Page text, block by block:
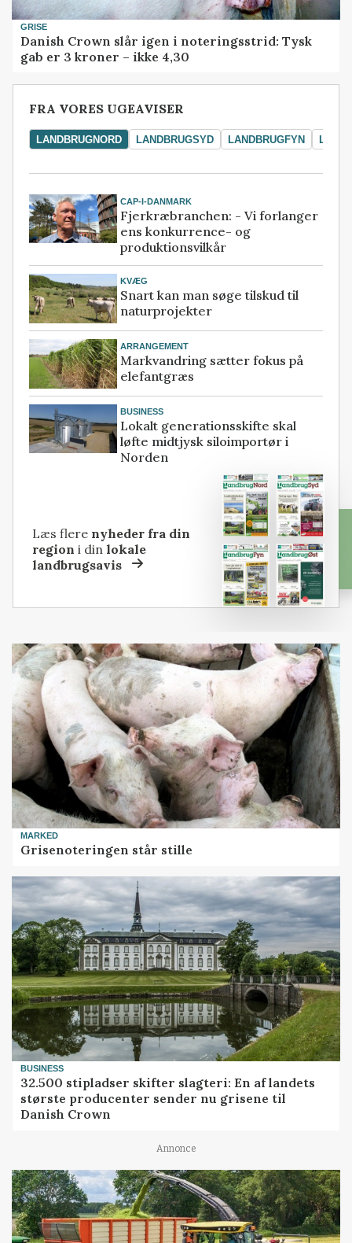
GRISE
Danish Crown slår igen i noteringsstrid: Tysk
gab er 3 kroner – ikke 4,30
FRA VORES UGEAVISER
LANDBRUGNORD LANDBRUGSYD LANDBRUGFYN
CAP-I-DANMARK
Fjerkræbranchen: - Vi forlanger
ens konkurrence- og
produktionsvilkår
KVÆG
Snart kan man søge tilskud til
naturprojekter
ARRANGEMENT
Markvandring sætter fokus på
elefantgræs
BUSINESS
Lokalt generationsskifte skal
løfte midtjysk siloimportør i
Norden
Læs flere nyheder fra din
region i dinlokale
landbrugsavis
MARKED
Grisenoteringen står stille
BUSINESS
32.500 stipladser skifter slagteri: En af landets
største producenter sender nu grisene til
Danish Crown
Annonce